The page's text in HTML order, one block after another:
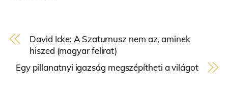
David Icke: A Szaturnusz nem az, aminek
hiszed (magyar felirat)
Egy pillanatnyi igazság megszépítheti a világot